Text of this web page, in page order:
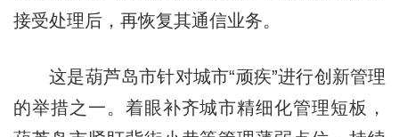
接受处理后，再恢复其通信业务。
这是葫芦岛市针对城市“顽疾”进行创新管理
的举措之一。着眼补齐城市精细化管理短板，